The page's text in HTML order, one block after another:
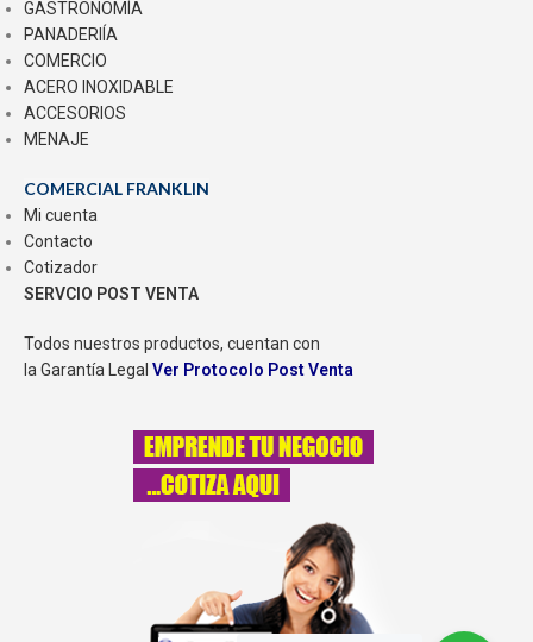
GASTRONOMÍA
PANADERIÍA
COMERCIO
ACERO INOXIDABLE
ACCESORIOS
MENAJE
COMERCIAL FRANKLIN
Mi cuenta
Contacto
Cotizador
SERVCIO POST VENTA
Todos nuestros productos, cuentan con
la Garantía Legal Ver Protocolo Post Venta